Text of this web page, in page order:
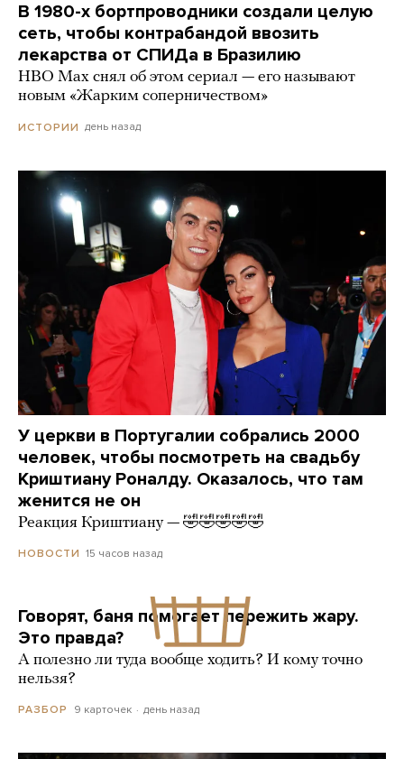
В 1980-х бортпроводники создали целую
сеть, чтобы контрабандой ввозить
лекарства от СПИДа в Бразилию
HBO Max снял об этом сериал — его называют
новым «Жарким соперничеством»
ИСТОРИИ день назад
У церкви в Португалии собрались 2000
человек, чтобы посмотреть на свадьбу
Криштиану Роналду. Оказалось, что там
женится не он
Реакция Криштиану — 🤣🤣🤣🤣🤣
НОВОСТИ 15 часов назад
Говорят, баня помогает пережить жару.
Это правда?
А полезно ли туда вообще ходить? И кому точно
нельзя?
РАЗБОР 9 карточек день назад